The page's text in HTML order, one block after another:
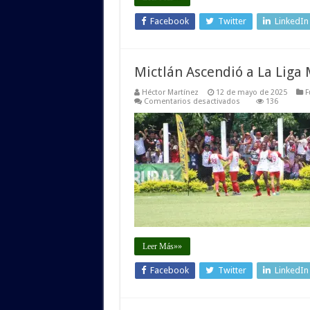
Facebook Twitter LinkedIn
Mictlán Ascendió a La Liga
Héctor Martínez 12 de mayo de 2025
Comentarios desactivadosen
Ascendió
a
La
Liga
Mayor
136
Leer Más»»
Facebook Twitter LinkedIn